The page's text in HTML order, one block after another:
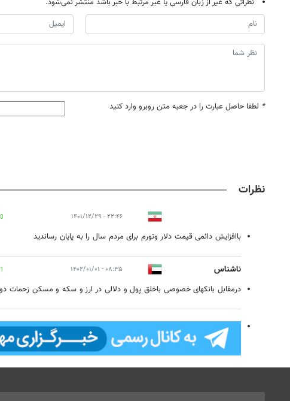
نظراتی که غیر از زبان فارسی یا غیر مرتبط با خبر باشد منتشر نمی‌شود.
* لطفا حاصل عبارت را در جعبه متن روبرو وارد کنید
نظرات
۲۲:۴۶ - ۱۴۰۱/۱۲/۲۹ 0
باافزایش دائمی قیمت دلار وتورم برای مردم سال را به پایان رساندید
ناشناس ۰۸:۳۵ - ۱۴۰۲/۰۱/۰۱ 1
درمقابل بانکهای خصوصی باخلق پول و دلالی در ارز و سکه و مسکن زحمات